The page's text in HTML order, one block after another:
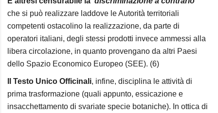
che si può realizzare laddove le Autorità territoriali
competenti ostacolino la realizzazione, da parte di
operatori italiani, degli stessi prodotti invece ammessi alla
libera circolazione, in quanto provengano da altri Paesi
dello Spazio Economico Europeo (SEE). (6)
Il Testo Unico Officinali, infine, disciplina le attività di
prima trasformazione (quali appunto, essicazione e
insacchettamento di svariate specie botaniche). In ottica di